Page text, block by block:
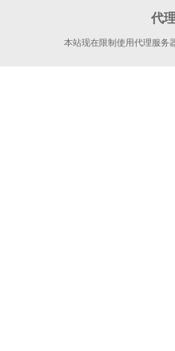
代
本站现在限制使用代理服务